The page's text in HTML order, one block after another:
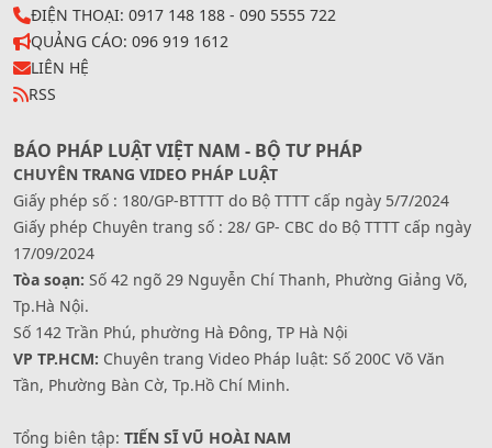
ĐIỆN THOẠI: 0917 148 188 - 090 5555 722
QUẢNG CÁO: 096 919 1612
LIÊN HỆ
RSS
BÁO PHÁP LUẬT VIỆT NAM - BỘ TƯ PHÁP
CHUYÊN TRANG VIDEO PHÁP LUẬT
Giấy phép số : 180/GP-BTTTT do Bộ TTTT cấp ngày 5/7/2024
Giấy phép Chuyên trang số : 28/ GP- CBC do Bộ TTTT cấp ngày
17/09/2024
Tòa soạn: Số 42 ngõ 29 Nguyễn Chí Thanh, Phường Giảng Võ,
Tp.Hà Nội.
Số 142 Trần Phú, phường Hà Đông, TP Hà Nội
VP TP.HCM: Chuyên trang Video Pháp luật: Số 200C Võ Văn
Tần, Phường Bàn Cờ, Tp.Hồ Chí Minh.
Tổng biên tập: TIẾN SĨ VŨ HOÀI NAM